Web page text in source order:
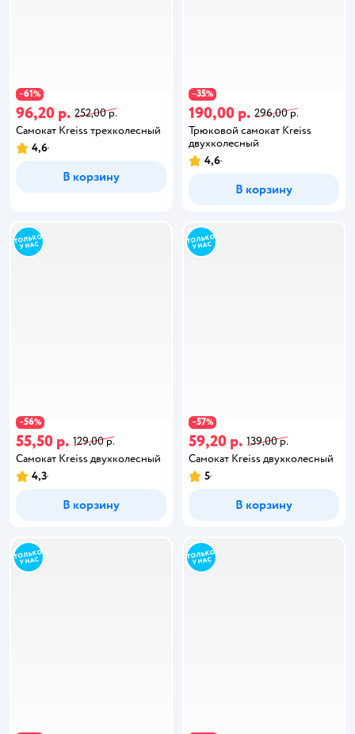
−61%
96,20 р. 252,00 р.
Самокат Kreiss трехколесный
4,6
В корзину
−35%
190,00 р. 296,00 р.
Трюковой самокат Kreiss
двухколесный
4,6
В корзину
−56%
55,50 р. 129,00 р.
Самокат Kreiss двухколесный
4,3
В корзину
−57%
59,20 р. 139,00 р.
Самокат Kreiss двухколесный
5
В корзину